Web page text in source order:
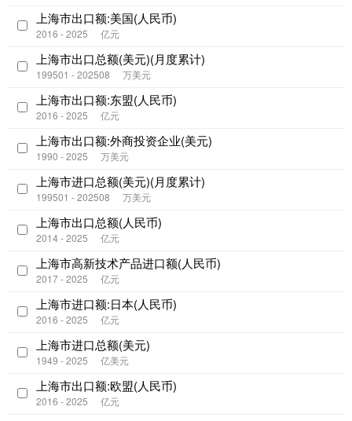
上海市出口额:美国(人民币)
2016 - 2025 亿元
上海市出口总额(美元)(月度累计)
199501 - 202508 万美元
上海市出口额:东盟(人民币)
2016 - 2025 亿元
上海市出口额:外商投资企业(美元)
1990 - 2025 万美元
上海市进口总额(美元)(月度累计)
199501 - 202508 万美元
上海市出口总额(人民币)
2014 - 2025 亿元
上海市高新技术产品进口额(人民币)
2017 - 2025 亿元
上海市进口额:日本(人民币)
2016 - 2025 亿元
上海市进口总额(美元)
1949 - 2025 亿美元
上海市出口额:欧盟(人民币)
2016 - 2025 亿元